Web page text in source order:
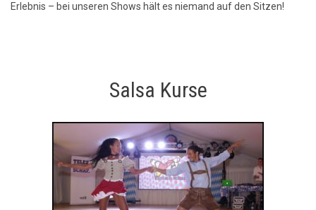
Erlebnis – bei unseren Shows hält es niemand auf den Sitzen!
Salsa Kurse